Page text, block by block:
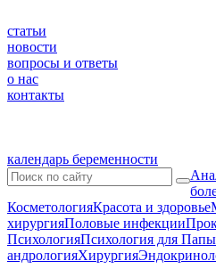
статьи
новости
вопросы и ответы
о нас
контакты
календарь беременности
КосметологияКрасота и здоровье
хирургияПоловые инфекции
ПсихологияПсихология для Папы
андрологияХирургия